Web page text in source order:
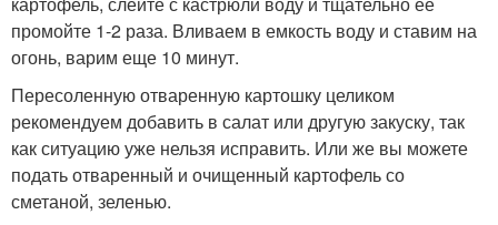
промойте 1-2 раза. Вливаем в емкость воду и ставим на
огонь, варим еще 10 минут.
Пересоленную отваренную картошку целиком
рекомендуем добавить в салат или другую закуску, так
как ситуацию уже нельзя исправить. Или же вы можете
подать отваренный и очищенный картофель со
сметаной, зеленью.